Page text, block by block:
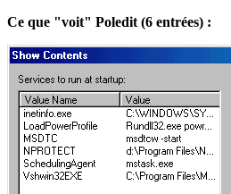
Ce que "voit" Poledit (6 entrées) :